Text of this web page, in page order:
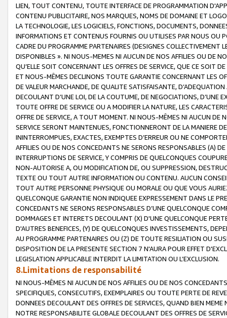
LIEN, TOUT CONTENU, TOUTE INTERFACE DE PROGRAMMATION
CONTENU PUBLICITAIRE, NOS MARQUES, NOMS DE DOMAINE ET
LA TECHNOLOGIE, LES LOGICIELS, FONCTIONS, DOCUMENTS,
INFORMATIONS ET CONTENUS FOURNIS OU UTILISES PAR NOUS OU
CADRE DU PROGRAMME PARTENAIRES (DESIGNES COLLECTIVEMENT
DISPONIBLES ». NI NOUS-MEMES NI AUCUN DE NOS AFFILIES OU DE
QU’ELLE SOIT CONCERNANT LES OFFRES DE SERVICE, QUE CE SOIT
ET NOUS-MÊMES DECLINONS TOUTE GARANTIE CONCERNANT LES
DE VALEUR MARCHANDE, DE QUALITE SATISFAISANTE,
DECOULANT D’UNE LOI, DE LA COUTUME, DE NEGOCIATIONS, D’UNE
TOUTE OFFRE DE SERVICE OU A MODIFIER LA NATURE, LES
OFFRE DE SERVICE, A TOUT MOMENT. NI NOUS-MÊMES NI AUCUN DE
SERVICE SERONT MAINTENUES, FONCTIONNERONT DE LA MANIERE
ININTERROMPUES, EXACTES, EXEMPTES D’ERREUR OU NE
AFFILIES OU DE NOS CONCEDANTS NE SERONS RESPONSABLES (A)
INTERRUPTIONS DE SERVICE, Y COMPRIS DE QUELCONQUES
NON-AUTORISE A, OU MODIFICATION DE, OU SUPPRESSION,
TEXTE OU TOUT AUTRE INFORMATION OU CONTENU. AUCUN
TOUT AUTRE PERSONNE PHYSIQUE OU MORALE OU QUE VOUS
QUELCONQUE GARANTIE NON INDIQUEE EXPRESSEMENT DANS LE
CONCEDANTS NE SERONS RESPONSABLES D’UNE QUELCONQUE
DOMMAGES ET INTERETS DECOULANT (X) D'UNE QUELCONQUE
D'AUTRES BENEFICES, (Y) DE QUELCONQUES INVESTISSEMENTS,
AU PROGRAMME PARTENAIRES OU (Z) DE TOUTE RESILIATION OU
DISPOSITION DE LA PRESENTE SECTION 7 N'AURA POUR EFFET
LEGISLATION APPLICABLE INTERDIT LA LIMITATION OU L’EXCLUSION.
8.Limitations de responsabilité
NI NOUS-MÊMES NI AUCUN DE NOS AFFILIES OU DE NOS
SPECIFIQUES, CONSECUTIFS, EXEMPLAIRES OU TOUTE PERTE DE
DONNEES DECOULANT DES OFFRES DE SERVICES, QUAND BIEN
NOTRE RESPONSABILITE GLOBALE DECOULANT DES OFFRES DE